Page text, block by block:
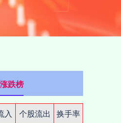
跌榜
入 个股流出
换手率